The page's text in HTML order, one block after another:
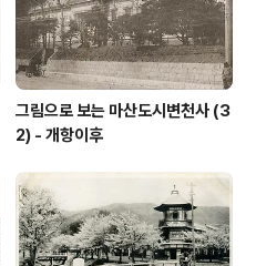
그림으로 보는 마산도시변천사 (3
2) - 개항이후